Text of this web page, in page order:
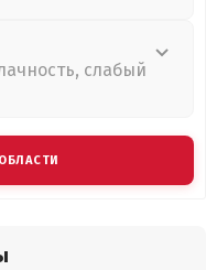
слабый